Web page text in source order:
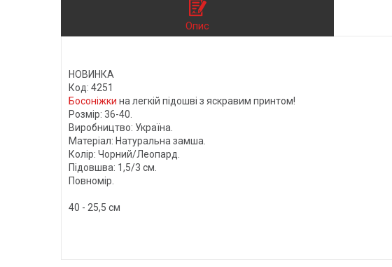
Опис
НОВИНКА
Код: 4251
Босоніжки на легкій підошві з яскравим принтом!
Розмір: 36-40.
Виробництво: Україна.
Матеріал: Натуральна замша.
Колір: Чорний/Леопард.
Підовшва: 1,5/3 см.
Повномір.
40 - 25,5 см